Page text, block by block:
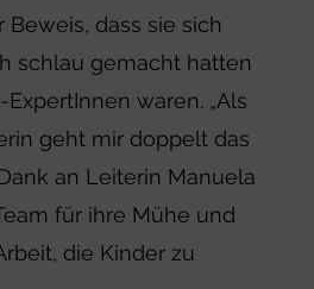
dass sie sich
schlau gemacht hatten
waren. „Als
geht mir doppelt das
an Leiterin Manuela
für ihre Mühe und
die Kinder zu